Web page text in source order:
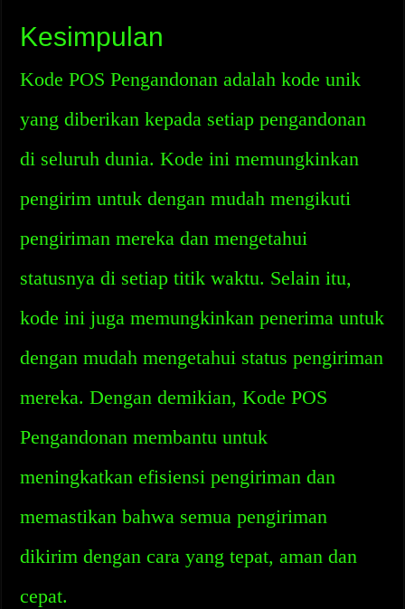
Kesimpulan
Kode POS Pengandonan adalah kode unik
yang diberikan kepada setiap pengandonan
di seluruh dunia. Kode ini memungkinkan
pengirim untuk dengan mudah mengikuti
pengiriman mereka dan mengetahui
statusnya di setiap titik waktu. Selain itu,
kode ini juga memungkinkan penerima untuk
dengan mudah mengetahui status pengiriman
mereka. Dengan demikian, Kode POS
Pengandonan membantu untuk
meningkatkan efisiensi pengiriman dan
memastikan bahwa semua pengiriman
dikirim dengan cara yang tepat, aman dan
cepat.